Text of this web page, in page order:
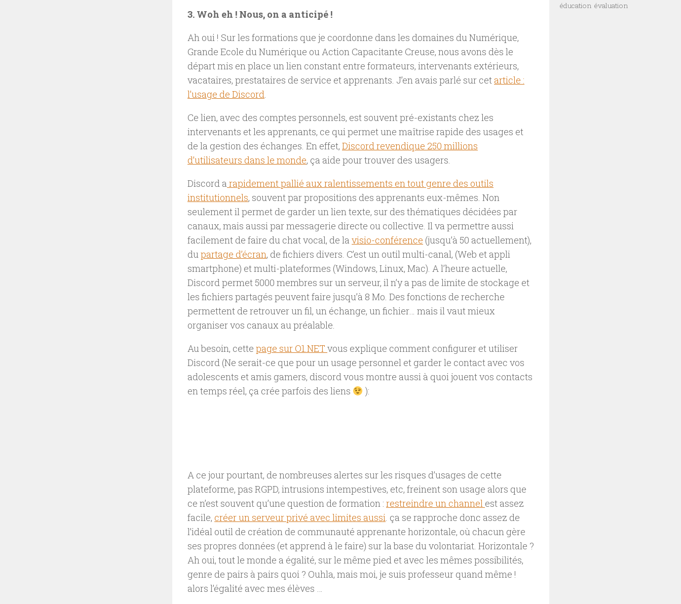
3. Woh eh ! Nous, on a anticipé !
Ah oui ! Sur les formations que je coordonne dans les domaines du Numérique,
Grande Ecole du Numérique ou Action Capacitante Creuse, nous avons dès le
départ mis en place un lien constant entre formateurs, intervenants extérieurs,
vacataires, prestataires de service et apprenants. J’en avais parlé sur cetarticle :
l’usage de Discord.
Ce lien, avec des comptes personnels, est souvent pré-existants chez les
intervenants et les apprenants, ce qui permet une maîtrise rapide des usages et
de la gestion des échanges. En effet, Discord revendique 250 millions
d’utilisateurs dans le monde, ça aide pour trouver des usagers.
Discord a rapidement pallié aux ralentissements en tout genre des outils
institutionnels, souvent par propositions des apprenants eux-mêmes. Non
seulement il permet de garder un lien texte, sur des thématiques décidées par
canaux, mais aussi par messagerie directe ou collective. Il va permettre aussi
facilement de faire du chat vocal, de la visio-conférence (jusqu’à 50 actuellement),
dupartage d’écran, de fichiers divers. C’est un outil multi-canal, (Web et appli
smartphone) et multi-plateformes (Windows, Linux, Mac). A l’heure actuelle,
Discord permet 5000 membres sur un serveur, il n’y a pas de limite de stockage et
les fichiers partagés peuvent faire jusqu’à 8 Mo. Des fonctions de recherche
permettent de retrouver un fil, un échange, un fichier… mais il vaut mieux
organiser vos canaux au préalable.
Au besoin, cette page sur O1.NET vous explique comment configurer et utiliser
Discord (Ne serait-ce que pour un usage personnel et garder le contact avec vos
adolescents et amis gamers, discord vous montre aussi à quoi jouent vos contacts
en temps réel, ça crée parfois des liens
):
A ce jour pourtant, de nombreuses alertes sur les risques d’usages de cette
plateforme, pas RGPD, intrusions intempestives, etc, freinent son usage alors que
ce n’est souvent qu’une question de formation : restreindre un channel est assez
facile, créer un serveur privé avec limites aussi. ça se rapproche donc assez de
l’idéal outil de création de communauté apprenante horizontale, où chacun gère
ses propres données (et apprend à le faire) sur la base du volontariat. Horizontale ?
Ah oui, tout le monde a égalité, sur le même pied et avec les mêmes possibilités,
genre de pairs à pairs quoi ? Ouhla, mais moi, je suis professeur quand même !
alors l’égalité avec mes élèves …
éducation évaluation